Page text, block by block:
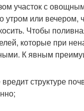
участок с
утром или
Чтобы
которые при
К явным
структуре